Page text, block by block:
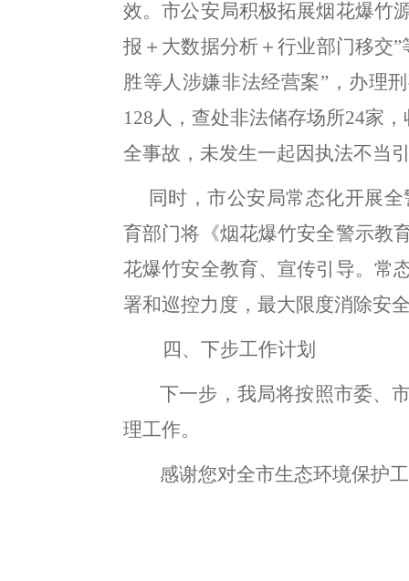
效。市公安局积极拓展烟花爆竹
报＋大数据分析＋行业部门移交”
胜等人涉嫌非法经营案”， 办理
128 人 ，查处非法储存场所24家 ，
全事故，未发生一起因执法不当
同时 ，市公安局常态化开展
育部门将《烟花爆竹安全警示教
花爆竹安全教育、宣传引导。常
署和巡控力度，最大限度消除安
四、下步工作计划
下一步 ， 我局将按照市委、
理工作。
感谢您对全市生态环境保护